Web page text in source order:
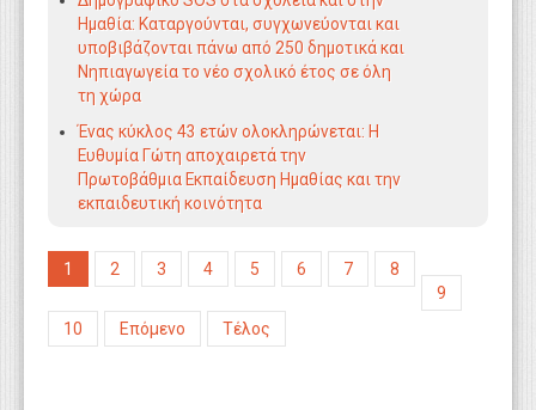
Ημαθία: Καταργούνται, συγχωνεύονται και
υποβιβάζονται πάνω από 250 δημοτικά και
Νηπιαγωγεία το νέο σχολικό έτος σε όλη
τη χώρα
Ένας κύκλος 43 ετών ολοκληρώνεται: Η
Ευθυμία Γώτη αποχαιρετά την
Πρωτοβάθμια Εκπαίδευση Ημαθίας και την
εκπαιδευτική κοινότητα
1 2 3 4 5 6 7
8
9
10
Επόμενο Τέλος